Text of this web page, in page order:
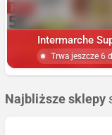
Intermarche
Trwa jeszcze 6
Najbliższe sklepy